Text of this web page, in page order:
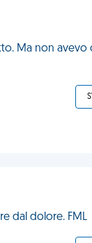
Ma non avevo
dal dolore. FML